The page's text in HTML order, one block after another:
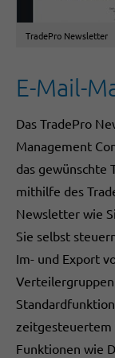
TradePro Newsletter
E-Mail-
Das TradePro
Management
das gewünschte
mithilfe des
Newsletter wie
Sie selbst
Im- und Export
zeitgesteuertem
Funktionen wie